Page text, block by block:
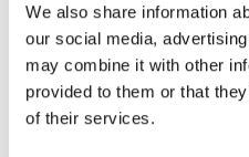
We also share information
our social media,
may combine it with other
provided to them or that
of their services.
Probados al límite
En el Thule Test Center™
Suecia, los productos son